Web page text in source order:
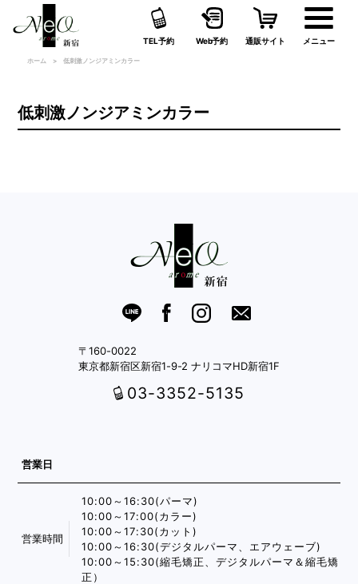
メニュー
通販サイト
Web予約
TEL予約
ホーム 低刺激ノンジアミンカラー
低刺激ノンジアミンカラー
〒160-0022
東京都新宿区新宿1-9-2 ナリコマHD新宿1F
03-3352-5135
営業日
営業時間
10:00～16:30(パーマ)
10:00～17:00(カラー)
10:00～17:30(カット)
10:00～16:30(デジタルパーマ、エアウェーブ)
10:00～15:30(縮毛矯正、デジタルパーマ＆縮毛矯
正）